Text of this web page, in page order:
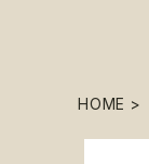
HOME